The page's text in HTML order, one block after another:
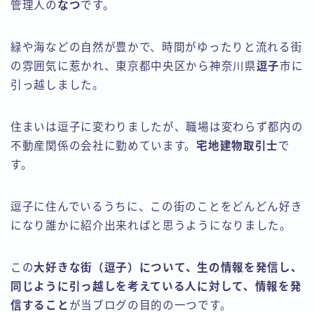
管理人の なつです。
緑や海などの自然が豊かで、時間がゆったりと流れる街
の雰囲気に惹かれ、東京都中央区から神奈川県逗子市に
引っ越しました。
住まいは逗子に変わりましたが、職場は変わらず都内の
不動産関係の会社に勤めています。宅地建物取引士で
す。
逗子に住んでいるうちに、この街のことをどんどん好き
になり誰かに紹介出来ればと思うようになりました。
この大好きな街（逗子）について、生の情報を発信し、
同じように引っ越しを考えている人に対して、情報を発
信すること が当ブログの目的の一つです。